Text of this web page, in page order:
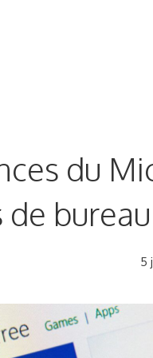
du
5